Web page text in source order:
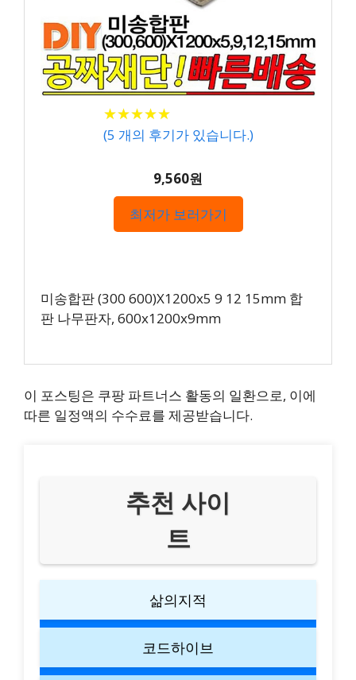
★★★★★
★★★★★
(5 개의 후기가 있습니다.)
9,560원
최저가 보러가기
미송합판 (300 600)X1200x5 9 12 15mm 합
판 나무판자, 600x1200x9mm
이 포스팅은 쿠팡 파트너스 활동의 일환으로, 이에
따른 일정액의 수수료를 제공받습니다.
추천 사이
트
삶의지적
코드하이브